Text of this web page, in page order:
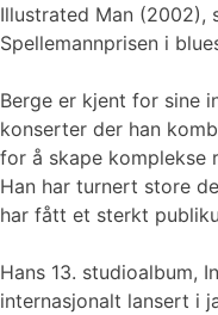
Illustrated Man (2002),
Spellemannprisen i
Berge er kjent for sine
konserter der han
for å skape komplekse
Han har turnert store
har fått et sterkt
Hans 13. studioalbum,
internasjonalt lansert i